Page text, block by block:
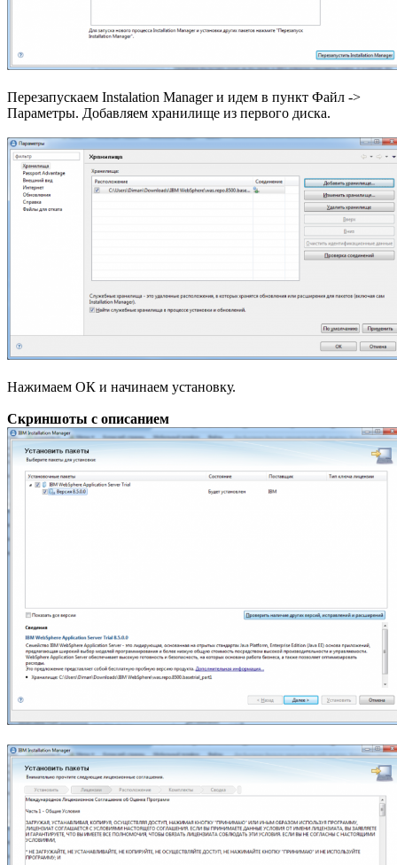
Перезапускаем Instalation Manager и идем в пункт Файл ->
Параметры. Добавляем хранилище из первого диска.
Нажимаем ОК и начинаем установку.
Скриншоты с описанием